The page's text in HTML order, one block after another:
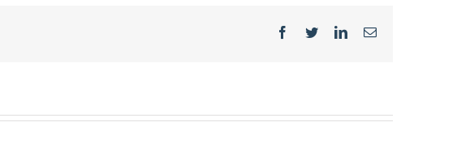
Facebook
TwitterLinkedInEmail